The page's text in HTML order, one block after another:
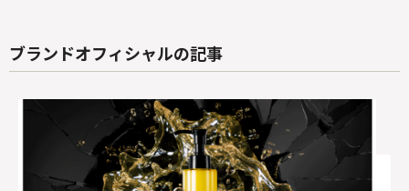
ブランドオフィシャルの記事